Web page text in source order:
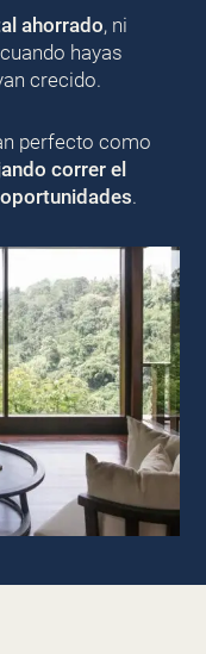
ahorrado, ni
hayas
crecido.
perfecto como
correr el
.